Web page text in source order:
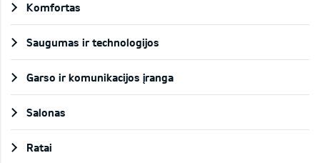
Komfortas
Saugumas ir technologijos
Garso ir komunikacijos įranga
Salonas
Ratai